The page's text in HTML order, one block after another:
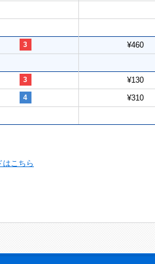
3 ¥460
3 ¥130
4 ¥310
はこちら